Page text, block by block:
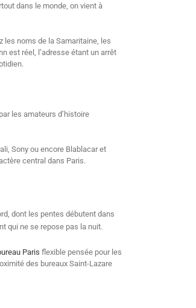
dans le monde, on vient à
les noms de la Samaritaine, les
est réel, l’adresse étant un arrêt
les amateurs d’histoire
Sony ou encore Blablacar et
central dans Paris.
dont les pentes débutent dans
qui ne se repose pas la nuit.
Paris flexible pensée pour les
des bureaux Saint-Lazare